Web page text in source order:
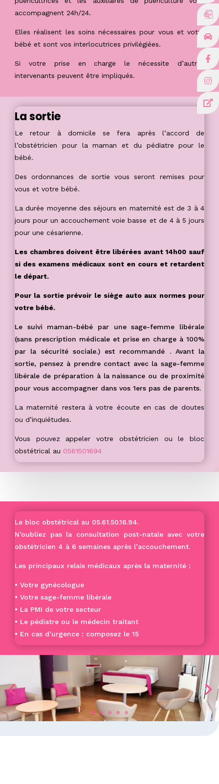
accompagnent 24h/24.
Elles réalisent les soins nécessaires pour vous et votre
bébé et sont vos interlocutrices privilégiées.
Si votre prise en charge le nécessite d’autres
intervenants peuvent être impliqués.
La sortie
Le retour à domicile se fera après l’accord de
l’obstétricien pour la maman et du pédiatre pour le
bébé.
Des ordonnances de sortie vous seront remises pour
vous et votre bébé.
La durée moyenne des séjours en maternité estde 3 à 4
jours pour un accouchement voie basse et de 4 à 5 jours
pour une césarienne.
Les chambres doivent être libérées avant 14h00 sauf
si des examens médicaux sont en cours et retardent
le départ.
Pour la sortie prévoir le siège auto aux normes pour
votre bébé.
Le suivi maman-bébé par une sage-femme libérale
(sans prescription médicale et prise en charge à 100%
par la sécurité sociale.) est recommandé . Avant la
sortie, pensez à prendre contact avec la sage-femme
libérale de préparation à la naissance ou de proximité
pour vous accompagner dans vos 1ers pas de parents.
La maternité restera à votre écoute en cas de doutes
ou d’inquiétudes.
Vous pouvez appeler votre obstétricien ou le bloc
obstétrical au 0561501694
Le bloc obstétrical au 05.61.50.16.94.
N’oubliez pas la consultation post-natale avec votre
obstétricien 4 à 6 semaines après l’accouchement.
Les principaux relais médicaux après la maternité :
• Votre gynécologue
• Votre sage-femme libérale
• La PMI de votre secteur
• Le pédiatre ou le médecin traitant
• En cas d’urgence : composez le 15